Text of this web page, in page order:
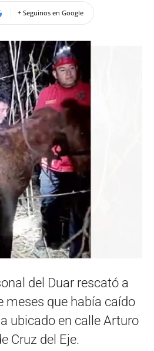
+ Seguinos en Google
del Duar rescató a
meses que había caído
ubicado en calle Arturo
Cruz del Eje.